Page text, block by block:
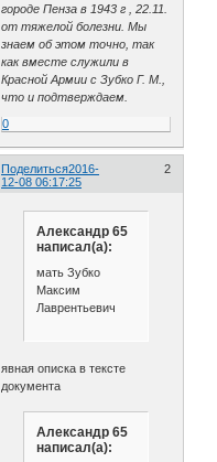
городе Пенза в 1943 г , 22.11.
от тяжелой болезни. Мы
знаем об этом точно, так
как вместе служили в
Красной Армии с Зубко Г. М.,
что и подтверждаем.
0
Поделиться 2
2016-
12-08 06:17:25
Александр 65
написал(а):
мать Зубко
Максим
Лаврентьевич
явная описка в тексте
документа
Александр 65
написал(а):